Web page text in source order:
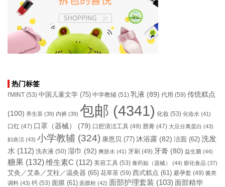
热门标签
I'MINT (53) 中国儿童文学 (75) 中学教辅 (51) 乳液 (89) 代用 (59) 传统糕点
(100) 养生茶 (39) 内裤 (39) 包邮 (4341) 化妆 (53) 化妆水 (41)
口红 (47) 口罩（器械） (79) 口腔清洁工具 (49) 唇膏 (47) 大豆分离蛋白 (43)
妇炎洁 (43) 小学教辅 (324) 康恩贝 (77) 沐浴露 (82) 洁面 (62) 洗发
水 (112) 洗衣液 (50) 湿巾 (92) 爽肤水 (41) 牙刷 (49) 牙膏 (80) 益生菌 (44)
糖果 (132)维生素C (112) 美容工具 (53) 膏药贴（器械） (44) 膨化食品 (37)
艾灸／艾条／艾柱／温灸器 (65) 花草茶 (59) 西式糕点 (61) 避孕套 (49) 酱类
调料 (43) 钙 (53) 面膜 (61) 面膜粉 (42) 面部护理套装 (103) 面部精华